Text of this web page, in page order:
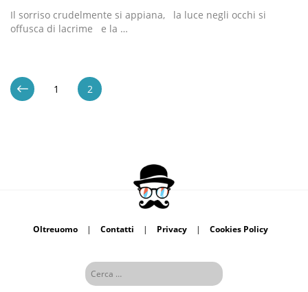
Il sorriso crudelmente si appiana, la luce negli occhi si
offusca di lacrime e la …
1 2
Oltreuomo | Contatti | Privacy | Cookies Policy